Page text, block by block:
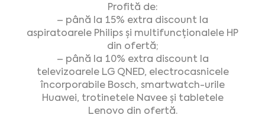
Profită de:
– până la 15% extra discount la
aspiratoarele Philips și multifuncționalele HP
din ofertă;
– până la 10% extra discount la
televizoarele LG QNED, electrocasnicele
încorporabile Bosch, smartwatch-urile
Huawei, trotinetele Navee și tabletele
Lenovo din ofertă.